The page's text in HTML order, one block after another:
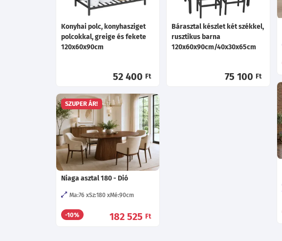
Konyhai polc, konyhasziget
polcokkal, greige és fekete
120x60x90cm
52 400 Ft
Bárasztal készlet két székkel,
rusztikus barna
120x60x90cm/40x30x65cm
75 100 Ft
SZUPER ÁR!
Niaga asztal 180 - Dió
Ma:76 Sz:180 Mé:90cm
-10% 182 525 Ft